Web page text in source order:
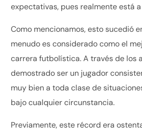
expectativas, pues realmente está
Como mencionamos, esto sucedió
menudo es considerado como el
carrera futbolística. A través de los
demostrado ser un jugador
muy bien a toda clase de
bajo cualquier circunstancia.
Previamente, este récord era